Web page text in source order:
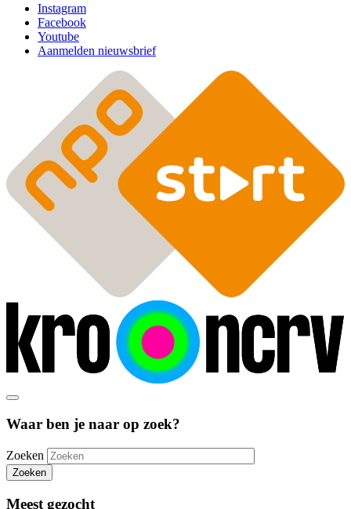
Instagram
Facebook
Youtube
Aanmelden nieuwsbrief
Waar ben je naar op zoek?
Zoeken
Zoeken
Meest gezocht